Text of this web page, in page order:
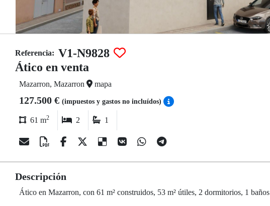
Referencia: V1-N9828
Ático en venta
Mazarron, Mazarron mapa
127.500 € (impuestos y gastos no incluídos)
61 m2 2 1
Descripción
Ático en Mazarron, con 61 m² construidos, 53 m² útiles, 2 dormitorios, 1 baños